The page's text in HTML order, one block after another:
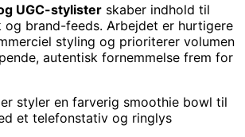
UGC-stylister skaber indhold til
og brand-feeds. Arbejdet er hurtigere
styling og prioriterer volumen
autentisk fornemmelse frem for
styler en farverig smoothie bowl til
et telefonstativ og ringlys